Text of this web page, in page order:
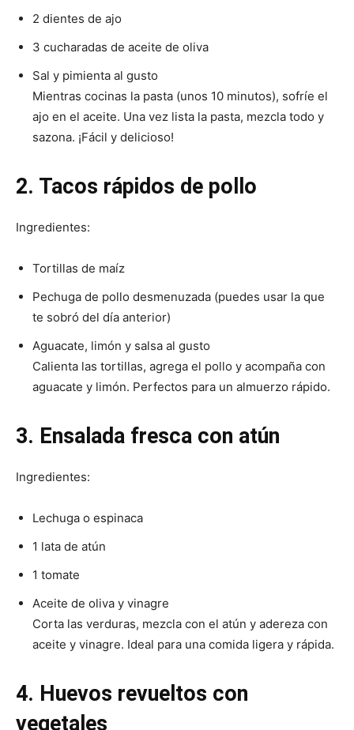
2 dientes de ajo
3 cucharadas de aceite de oliva
Sal y pimienta al gusto
Mientras cocinas la pasta (unos 10 minutos), sofríe el
ajo en el aceite. Una vez lista la pasta, mezcla todo y
sazona. ¡Fácil y delicioso!
2. Tacos rápidos de pollo
Ingredientes:
Tortillas de maíz
Pechuga de pollo desmenuzada (puedes usar la que
te sobró del día anterior)
Aguacate, limón y salsa al gusto
Calienta las tortillas, agrega el pollo y acompaña con
aguacate y limón. Perfectos para un almuerzo rápido.
3. Ensalada fresca con atún
Ingredientes:
Lechuga o espinaca
1 lata de atún
1 tomate
Aceite de oliva y vinagre
Corta las verduras, mezcla con el atún y adereza con
aceite y vinagre. Ideal para una comida ligera y rápida.
4. Huevos revueltos con
vegetales